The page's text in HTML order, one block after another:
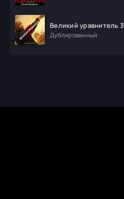
Великий уравнитель 3
Дублированный